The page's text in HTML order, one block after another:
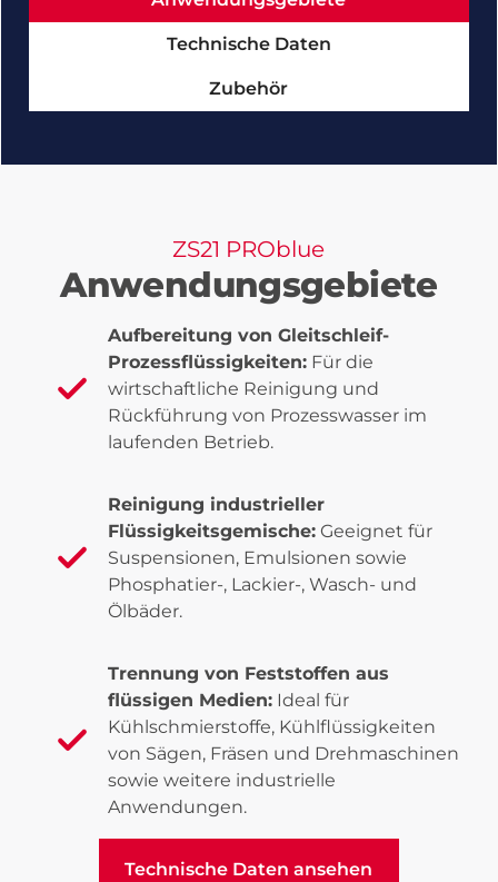
Technische Daten
Zubehör
ZS21 PROblue
Anwendungsgebiete
Aufbereitung von Gleitschleif-
Prozessflüssigkeiten:Für die
wirtschaftliche Reinigung und
Rückführung von Prozesswasser im
laufenden Betrieb.
Reinigung industrieller
Flüssigkeitsgemische:Geeignet für
Suspensionen, Emulsionen sowie
Phosphatier-, Lackier-, Wasch- und
Ölbäder.
Trennung von Feststoffen aus
flüssigen Medien:Ideal für
Kühlschmierstoffe, Kühlflüssigkeiten
von Sägen, Fräsen und Drehmaschinen
sowie weitere industrielle
Anwendungen.
Technische Daten ansehen